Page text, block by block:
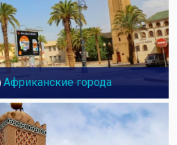
Африканские города